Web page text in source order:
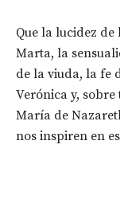
Que la lucidez
Marta, la
de la viuda, la fe
Verónica y,
María de
nos inspiren en